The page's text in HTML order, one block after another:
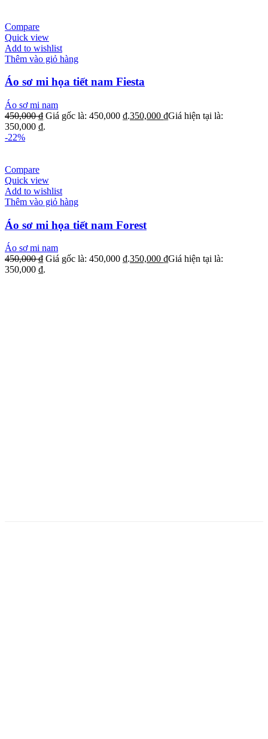
Compare
Quick view
Add to wishlist
Thêm vào giỏ hàng
Áo sơ mi họa tiết nam Fiesta
Áo sơ mi nam
450,000₫ Giá gốc là: 450,000 ₫.350,000 ₫Giá hiện tại là:
350,000 ₫.
-22%
Compare
Quick view
Add to wishlist
Thêm vào giỏ hàng
Áo sơ mi họa tiết nam Forest
Áo sơ mi nam
450,000₫ Giá gốc là: 450,000 ₫.350,000 ₫Giá hiện tại là:
350,000 ₫.